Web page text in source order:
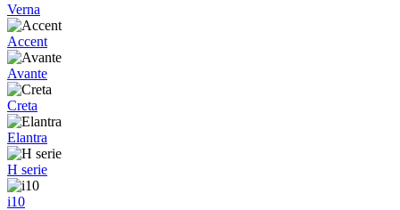
Verna
Accent
Avante
Creta
Elantra
H serie
i10